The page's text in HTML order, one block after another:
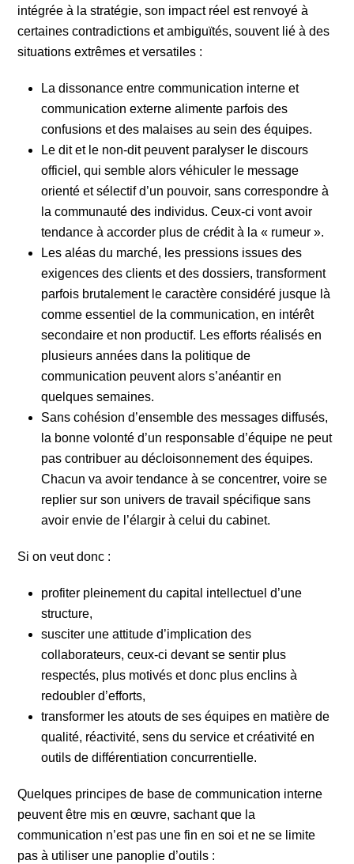
intégrée à la stratégie, son impact réel est renvoyé à
certaines contradictions et ambiguïtés, souvent lié à des
situations extrêmes et versatiles :
La dissonance entre communication interne et
communication externe alimente parfois des
confusions et des malaises au sein des équipes.
Le dit et le non-dit peuvent paralyser le discours
officiel, qui semble alors véhiculer le message
orienté et sélectif d’un pouvoir, sans correspondre à
la communauté des individus. Ceux-ci vont avoir
tendance à accorder plus de crédit à la « rumeur ».
Les aléas du marché, les pressions issues des
exigences des clients et des dossiers, transforment
parfois brutalement le caractère considéré jusque là
comme essentiel de la communication, en intérêt
secondaire et non productif. Les efforts réalisés en
plusieurs années dans la politique de
communication peuvent alors s’anéantir en
quelques semaines.
Sans cohésion d’ensemble des messages diffusés,
la bonne volonté d’un responsable d’équipe ne peut
pas contribuer au décloisonnement des équipes.
Chacun va avoir tendance à se concentrer, voire se
replier sur son univers de travail spécifique sans
avoir envie de l’élargir à celui du cabinet.
Si on veut donc :
profiter pleinement du capital intellectuel d’une
structure,
susciter une attitude d’implication des
collaborateurs, ceux-ci devant se sentir plus
respectés, plus motivés et donc plus enclins à
redoubler d’efforts,
transformer les atouts de ses équipes en matière de
qualité, réactivité, sens du service et créativité en
outils de différentiation concurrentielle.
Quelques principes de base de communication interne
peuvent être mis en œuvre, sachant que la
communication n’est pas une fin en soi et ne se limite
pas à utiliser une panoplie d’outils :